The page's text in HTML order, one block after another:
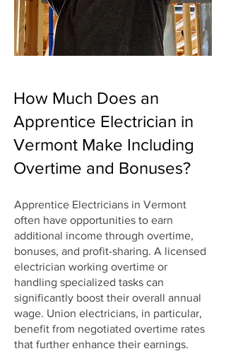
How Much Does an
Apprentice Electrician in
Vermont Make Including
Overtime and Bonuses?
Apprentice Electricians in Vermont
often have opportunities to earn
additional income through overtime,
bonuses, and profit-sharing. A licensed
electrician working overtime or
handling specialized tasks can
significantly boost their overall annual
wage. Union electricians, in particular,
benefit from negotiated overtime rates
that further enhance their earnings.